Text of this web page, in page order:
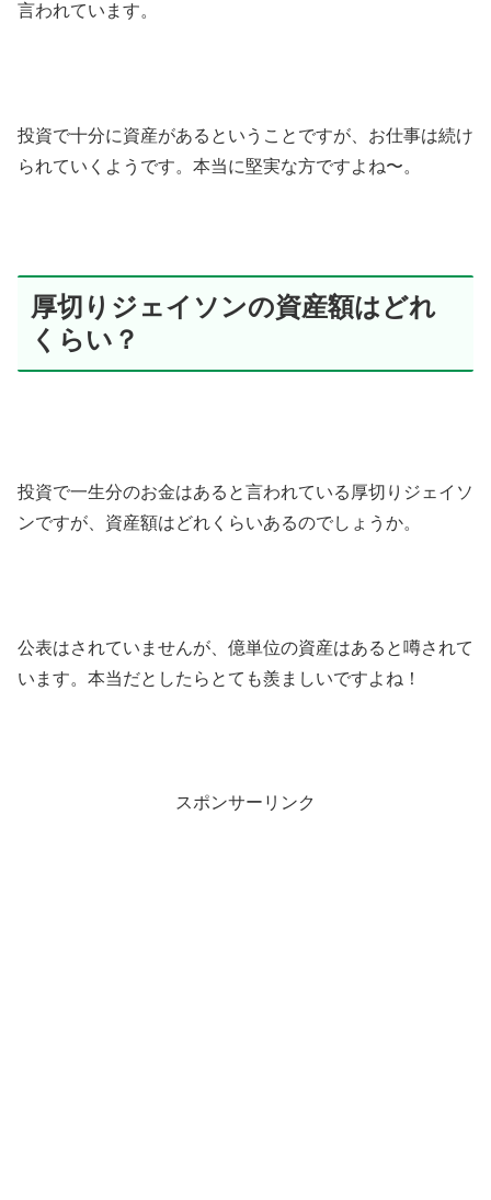
言われています。
投資で十分に資産があるということですが、お仕事は続け
られていくようです。本当に堅実な方ですよね〜。
厚切りジェイソンの資産額はどれ
くらい？
投資で一生分のお金はあると言われている厚切りジェイソ
ンですが、資産額はどれくらいあるのでしょうか。
公表はされていませんが、億単位の資産はあると噂されて
います。本当だとしたらとても羨ましいですよね！
スポンサーリンク